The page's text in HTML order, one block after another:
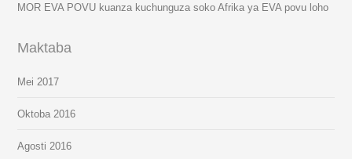
MOR EVA POVU kuanza kuchunguza soko Afrika ya EVA povu loho
Maktaba
Mei 2017
Oktoba 2016
Agosti 2016